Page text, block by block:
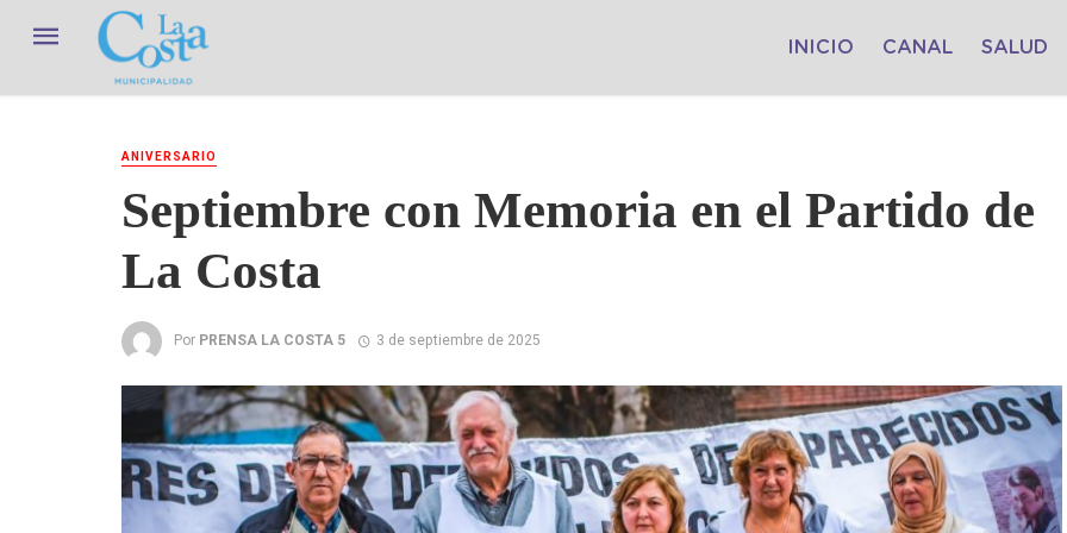
INICIO CANAL SALUD
ANIVERSARIO
Septiembre con Memoria en el Partido de
La Costa
Por PRENSA LA COSTA 5 3 de septiembre de 2025